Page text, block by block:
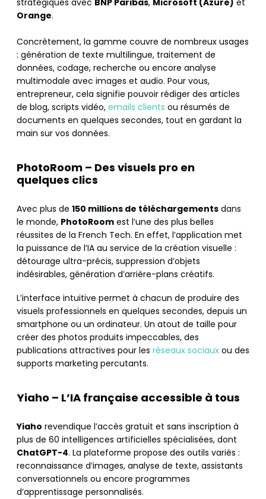
stratégiques avec BNP Paribas, Microsoft (Azure) et
Orange.
Concrètement, la gamme couvre de nombreux usages
: génération de texte multilingue, traitement de
données, codage, recherche ou encore analyse
multimodale avec images et audio. Pour vous,
entrepreneur, cela signifie pouvoir rédiger des articles
de blog, scripts vidéo, emails clients ou résumés de
documents en quelques secondes, tout en gardant la
main sur vos données.
PhotoRoom – Des visuels pro en
quelques clics
Avec plus de 150 millions de téléchargements dans
le monde, PhotoRoom est l’une des plus belles
réussites de la French Tech. En effet, l’application met
la puissance de l’IA au service de la création visuelle :
détourage ultra-précis, suppression d’objets
indésirables, génération d’arrière-plans créatifs.
L’interface intuitive permet à chacun de produire des
visuels professionnels en quelques secondes, depuis un
smartphone ou un ordinateur. Un atout de taille pour
créer des photos produits impeccables, des
publications attractives pour les réseaux sociaux ou des
supports marketing percutants.
Yiaho – L’IA française accessible à tous
Yiaho revendique l’accès gratuit et sans inscription à
plus de 60 intelligences artificielles spécialisées, dont
ChatGPT-4. La plateforme propose des outils variés :
reconnaissance d’images, analyse de texte, assistants
conversationnels ou encore programmes
d’apprentissage personnalisés.